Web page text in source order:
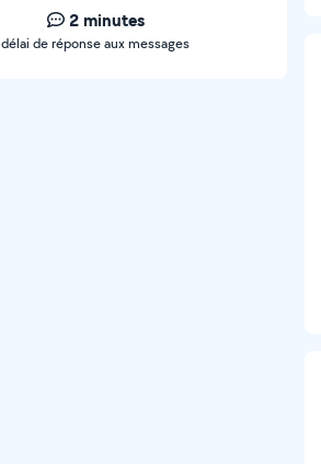
2 minutes
délai de réponse aux messages